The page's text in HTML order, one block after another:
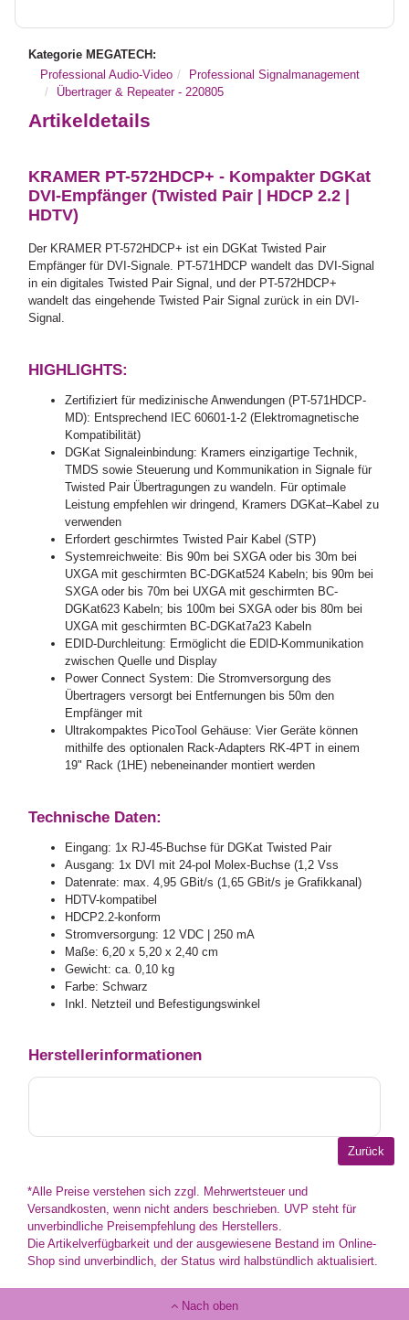
Kategorie MEGATECH:
Professional Audio-Video
Professional Signalmanagement
Übertrager & Repeater - 220805
Artikeldetails
KRAMER PT-572HDCP+ - Kompakter DGKat
DVI-Empfänger (Twisted Pair | HDCP 2.2 |
HDTV)
Der KRAMER PT-572HDCP+ ist ein DGKat Twisted Pair
Empfänger für DVI-Signale. PT-571HDCP wandelt das DVI-Signal
in ein digitales Twisted Pair Signal, und der PT-572HDCP+
wandelt das eingehende Twisted Pair Signal zurück in ein DVI-
Signal.
HIGHLIGHTS:
Zertifiziert für medizinische Anwendungen (PT-571HDCP-
MD): Entsprechend IEC 60601-1-2 (Elektromagnetische
Kompatibilität)
DGKat Signaleinbindung: Kramers einzigartige Technik,
TMDS sowie Steuerung und Kommunikation in Signale für
Twisted Pair Übertragungen zu wandeln. Für optimale
Leistung empfehlen wir dringend, Kramers DGKat–Kabel zu
verwenden
Erfordert geschirmtes Twisted Pair Kabel (STP)
Systemreichweite: Bis 90m bei SXGA oder bis 30m bei
UXGA mit geschirmten BC-DGKat524 Kabeln; bis 90m bei
SXGA oder bis 70m bei UXGA mit geschirmten BC-
DGKat623 Kabeln; bis 100m bei SXGA oder bis 80m bei
UXGA mit geschirmten BC-DGKat7a23 Kabeln
EDID-Durchleitung: Ermöglicht die EDID-Kommunikation
zwischen Quelle und Display
Power Connect System: Die Stromversorgung des
Übertragers versorgt bei Entfernungen bis 50m den
Empfänger mit
Ultrakompaktes PicoTool Gehäuse: Vier Geräte können
mithilfe des optionalen Rack-Adapters RK-4PT in einem
19" Rack (1HE) nebeneinander montiert werden
Technische Daten:
Eingang: 1x RJ-45-Buchse für DGKat Twisted Pair
Ausgang: 1x DVI mit 24-pol Molex-Buchse (1,2 Vss
Datenrate: max. 4,95 GBit/s (1,65 GBit/s je Grafikkanal)
HDTV-kompatibel
HDCP2.2-konform
Stromversorgung: 12 VDC | 250 mA
Maße: 6,20 x 5,20 x 2,40 cm
Gewicht: ca. 0,10 kg
Farbe: Schwarz
Inkl. Netzteil und Befestigungswinkel
Herstellerinformationen
*Alle Preise verstehen sich zzgl. Mehrwertsteuer und
Versandkosten, wenn nicht anders beschrieben. UVP steht für
unverbindliche Preisempfehlung des Herstellers.
Die Artikelverfügbarkeit und der ausgewiesene Bestand im Online-
Shop sind unverbindlich, der Status wird halbstündlich aktualisiert.
Nach oben